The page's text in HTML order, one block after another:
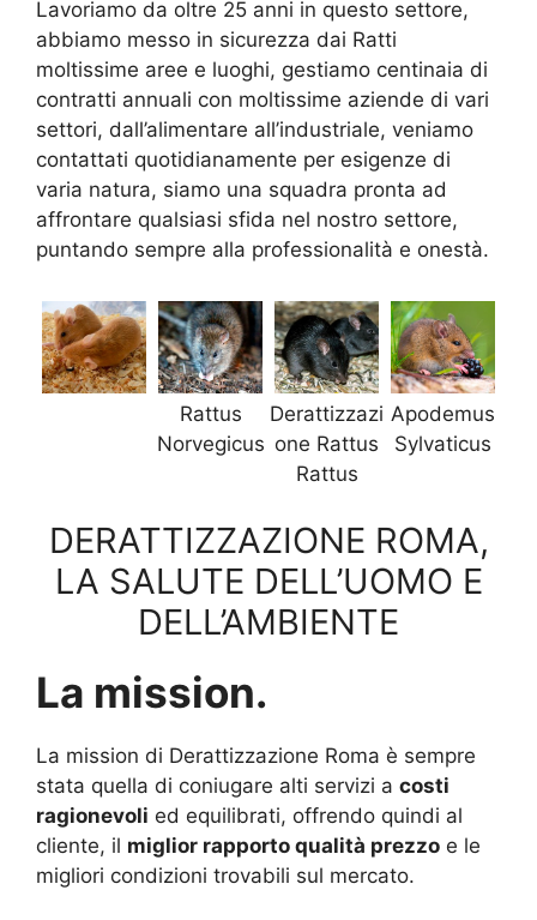
Lavoriamo da oltre 25 anni in questo settore,
abbiamo messo in sicurezza dai Ratti
moltissime aree e luoghi, gestiamo centinaia di
contratti annuali con moltissime aziende di vari
settori, dall’alimentare all’industriale, veniamo
contattati quotidianamente per esigenze di
varia natura, siamo una squadra pronta ad
affrontare qualsiasi sfida nel nostro settore,
puntando sempre alla professionalità e onestà.
Rattus
Norvegicus
Derattizzazi
one Rattus
Rattus
Apodemus
Sylvaticus
DERATTIZZAZIONE ROMA,
LA SALUTE DELL’UOMO E
DELL’AMBIENTE
La mission.
La mission di Derattizzazione Roma è sempre
stata quella di coniugare alti servizi a costi
ragionevoli ed equilibrati, offrendo quindi al
cliente, il miglior rapporto qualità prezzo e le
migliori condizioni trovabili sul mercato.